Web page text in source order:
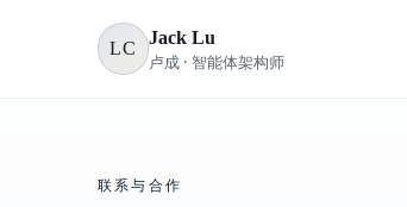
LC
Jack Lu
卢成 · 智能体架构师
联系与合作